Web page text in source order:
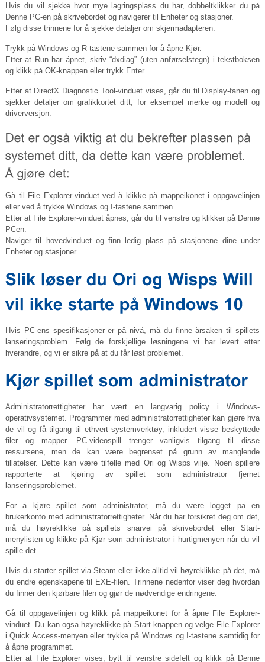
Hvis du vil sjekke hvor mye lagringsplass du har, dobbeltklikker du på
Denne PC-en på skrivebordet og navigerer til Enheter og stasjoner.
Følg disse trinnene for å sjekke detaljer om skjermadapteren:
Trykk på Windows og R-tastene sammen for å åpne Kjør.
Etter at Run har åpnet, skriv “dxdiag” (uten anførselstegn) i tekstboksen
og klikk på OK-knappen eller trykk Enter.
Etter at DirectX Diagnostic Tool-vinduet vises, går du til Display-fanen og
sjekker detaljer om grafikkortet ditt, for eksempel merke og modell og
driverversjon.
Gå til File Explorer-vinduet ved å klikke på mappeikonet i oppgavelinjen
eller ved å trykke Windows og I-tastene sammen.
Etter at File Explorer-vinduet åpnes, går du til venstre og klikker på Denne
PCen.
Naviger til hovedvinduet og finn ledig plass på stasjonene dine under
Enheter og stasjoner.
Hvis PC-ens spesifikasjoner er på nivå, må du finne årsaken til spillets
lanseringsproblem. Følg de forskjellige løsningene vi har levert etter
hverandre, og vi er sikre på at du får løst problemet.
Administratorrettigheter har vært en langvarig policy i Windows-
operativsystemet. Programmer med administratorrettigheter kan gjøre hva
de vil og få tilgang til ethvert systemverktøy, inkludert visse beskyttede
filer og mapper. PC-videospill trenger vanligvis tilgang til disse
ressursene, men de kan være begrenset på grunn av manglende
tillatelser. Dette kan være tilfelle med Ori og Wisps vilje. Noen spillere
rapporterte at kjøring av spillet som administrator fjernet
lanseringsproblemet.
For å kjøre spillet som administrator, må du være logget på en
brukerkonto med administratorrettigheter. Når du har forsikret deg om det,
må du høyreklikke på spillets snarvei på skrivebordet eller Start-
menylisten og klikke på Kjør som administrator i hurtigmenyen når du vil
spille det.
Hvis du starter spillet via Steam eller ikke alltid vil høyreklikke på det, må
du endre egenskapene til EXE-filen. Trinnene nedenfor viser deg hvordan
du finner den kjørbare filen og gjør de nødvendige endringene:
Gå til oppgavelinjen og klikk på mappeikonet for å åpne File Explorer-
vinduet. Du kan også høyreklikke på Start-knappen og velge File Explorer
i Quick Access-menyen eller trykke på Windows og I-tastene samtidig for
å åpne programmet.
Etter at File Explorer vises, bytt til venstre sidefelt og klikk på Denne